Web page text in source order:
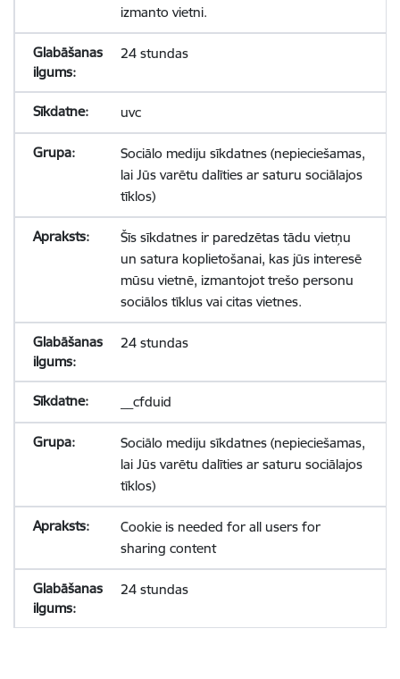
izmanto vietni.
24 stundas
uvc
Sociālo mediju sīkdatnes (nepieciešamas,
lai Jūs varētu dalīties ar saturu sociālajos
tīklos)
Šīs sīkdatnes ir paredzētas tādu vietņu
un satura koplietošanai, kas jūs interesē
mūsu vietnē, izmantojot trešo personu
sociālos tīklus vai citas vietnes.
24 stundas
__cfduid
Sociālo mediju sīkdatnes (nepieciešamas,
lai Jūs varētu dalīties ar saturu sociālajos
tīklos)
Cookie is needed for all users for
sharing content
24 stundas